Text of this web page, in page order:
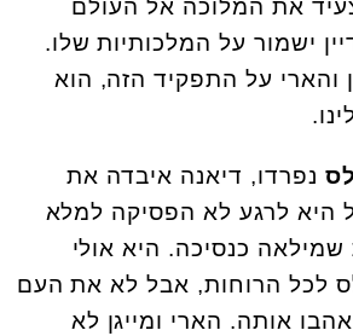
את המלוכה אל העולם
ישמור על המלכותיות שלו.
והארי על התפקיד הזה, הוא
נפרדו, דיאנה איבדה את
היא לרגע לא הפסיקה למלא
כנסיכה. היא אולי
לכל הרוחות, אבל לא את העם
אותה. הארי ומייגן לא